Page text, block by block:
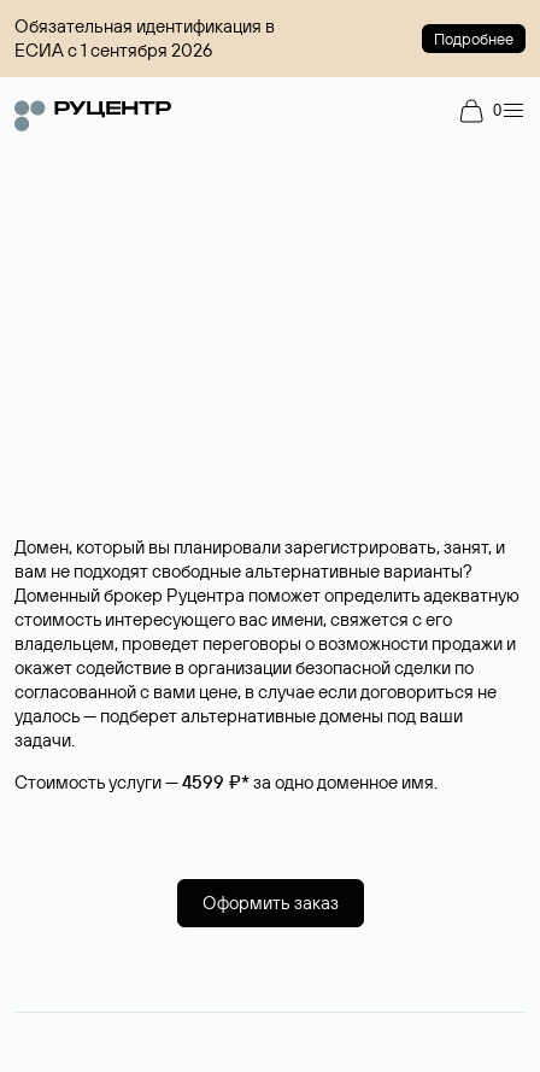
Обязательная идентификация в
ЕСИА с 1 сентября 2026
Подробнее
0
Домен, который вы планировали зарегистрировать, занят, и
вам не подходят свободные альтернативные варианты?
Доменный брокер Руцентра поможет определить адекватную
стоимость интересующего вас имени, свяжется с его
владельцем, проведет переговоры о возможности продажи и
окажет содействие в организации безопасной сделки по
согласованной с вами цене, в случае если договориться не
удалось — подберет альтернативные домены под ваши
задачи.
Стоимость услуги —4599 ₽*за одно доменное имя.
Оформить заказ